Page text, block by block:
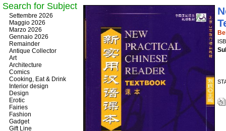
Best
slots
online
https://onlineslots.money/
Search for Subject
Settembre 2026
Maggio 2026
Marzo 2026
Gennaio 2026
Remainder
Antique Collector
Art
Architecture
Comics
Cooking, Eat & Drink
Interior design
Design
Erotic
Fairies
Fashion
Gadget
Gift Line